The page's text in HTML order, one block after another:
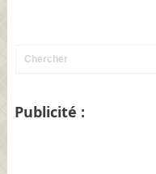
Publicité :